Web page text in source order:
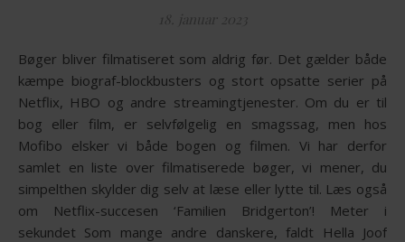
18. januar 2023
Bøger bliver filmatiseret som aldrig før. Det gælder både
kæmpe biograf-blockbusters og stort opsatte serier på
Netflix, HBO og andre streamingtjenester. Om du er til
bog eller film, er selvfølgelig en smagssag, men hos
Mofibo elsker vi både bogen og filmen. Vi har derfor
samlet en liste over filmatiserede bøger, vi mener, du
simpelthen skylder dig selv at læse eller lytte til. Læs også
om Netflix-succesen ‘Familien Bridgerton’! Meter i
sekundet Som mange andre danskere, faldt Hella Joof